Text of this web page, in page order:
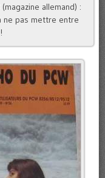
allemand) :
ne pas mettre entre